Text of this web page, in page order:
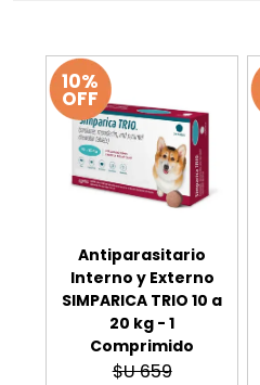
10%
OFF
Antiparasitario
Interno y Externo
SIMPARICA TRIO 10 a
20 kg - 1
Comprimido
$U 659